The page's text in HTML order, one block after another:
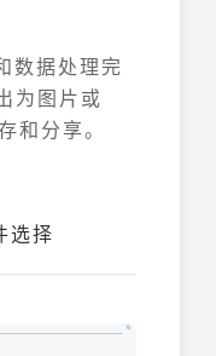
数据处理完
为图片或
和分享。
选择